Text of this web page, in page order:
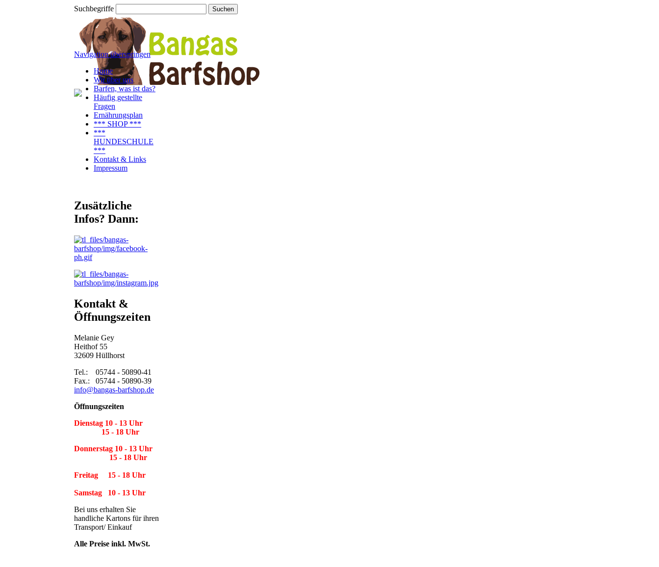
Suchbegriffe
Navigation überspringen
Home
Wir über uns
Barfen, was ist das?
Häufig gestellte
Fragen
Ernährungsplan
*** SHOP ***
***
HUNDESCHULE
***
Kontakt & Links
Impressum
Zusätzliche
Infos? Dann:
Kontakt &
Öffnungszeiten
Melanie Gey
Heithof 55
32609 Hüllhorst
Tel.: 05744 - 50890-41
Fax.: 05744 - 50890-39
info@bangas-barfshop.de
Öffnungszeiten
Dienstag 10 - 13 Uhr
15 - 18 Uhr
Donnerstag 10 - 13 Uhr
15 - 18 Uhr
Freitag 15 - 18 Uhr
Samstag 10 - 13 Uhr
Bei uns erhalten Sie
handliche Kartons für ihren
Transport/ Einkauf
Alle Preise inkl. MwSt.